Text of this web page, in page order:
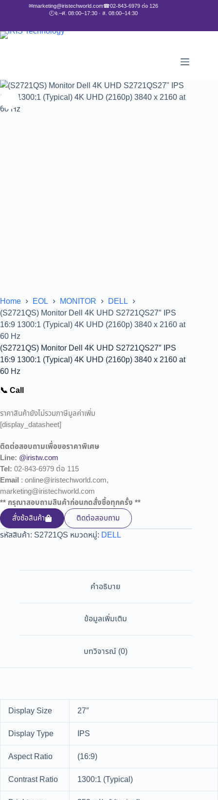
✉marketing@iristechworld.com☎02-843-6979 ต่อ 126
🕘จ.–ศ. 08:00–17:30 · ส. 08:00–14:30
Home EOL MONITOR
DELL
(S2721QS) Monitor Dell 4K UHD S2721QS27″ IPS
16:9 1300:1 (Typical) 4K UHD (2160p) 3840 x 2160 at
60 Hz
(S2721QS) Monitor Dell 4K UHD S2721QS27″ IPS
16:9 1300:1 (Typical) 4K UHD (2160p) 3840 x 2160 at
60 Hz
📞 Call
ราคาสินค้ายังไม่รวมภาษีมูลค่าเพิ่ม
[display_datasheet]
ติดต่อสอบถามเพื่อขอราคาพิเศษ
Line: @iristw.com
Tel: 02-843-6979 ต่อ 115
Email : online@iristechworld.com,
marketing@iristechworld.com
** กรุณาสอบถามสินค้าก่อนกดสั่งซื้อทุกครั้ง **
สั่งซ้อสินค้า
ติดต่อสอบถาม
รหัสสินค้า: S2721QS หมวดหมู่: DELL
คำอธิบาย
ข้อมูลเพิ่มเติม
บทวิจารณ์ (0)
Display Size
27″
Display Type
IPS
Aspect Ratio
(16:9)
Contrast Ratio
1300:1 (Typical)